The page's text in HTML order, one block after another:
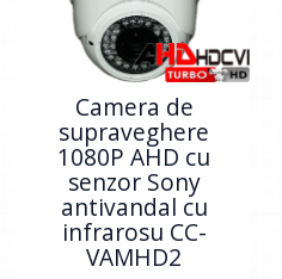
Camera de
supraveghere
1080P AHD cu
senzor Sony
antivandal cu
infrarosu CC-
VAMHD2